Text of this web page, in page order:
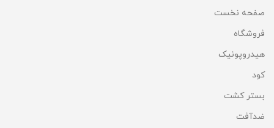
صفحه نخست
فروشگاه
هیدروپونیک
کود
بستر کشت
ضدآفت